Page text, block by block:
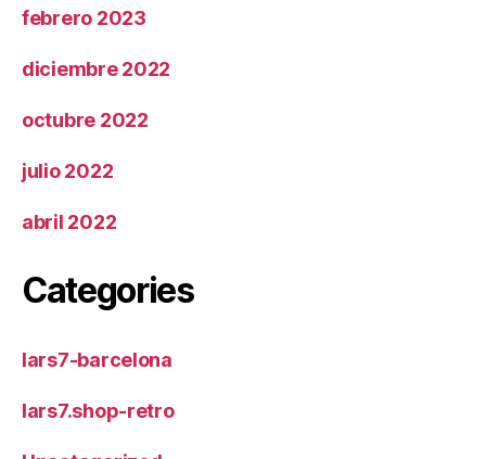
febrero 2023
diciembre 2022
octubre 2022
julio 2022
abril 2022
Categories
lars7-barcelona
lars7.shop-retro